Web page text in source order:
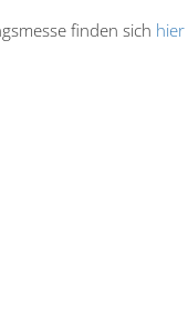
finden sich hier